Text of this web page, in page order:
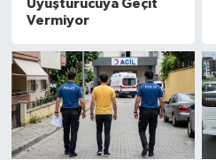
Uyuşturucuya Geçit
Vermiyor